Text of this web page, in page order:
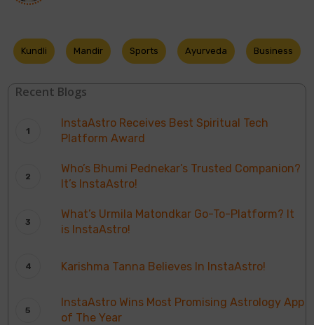
Kundli Mandir Sports Ayurveda Business
Recent Blogs
InstaAstro Receives Best Spiritual Tech
Platform Award
Who’s Bhumi Pednekar’s Trusted Companion?
It’s InstaAstro!
What’s Urmila Matondkar Go-To-Platform? It
is InstaAstro!
Karishma Tanna Believes In InstaAstro!
InstaAstro Wins Most Promising Astrology App
of The Year